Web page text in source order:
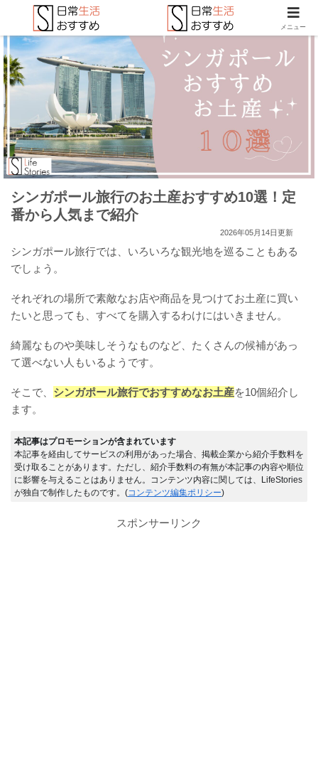
シンガポール旅行のお土産おすすめ10選！定
番から人気まで紹介
2026年05月14日更新
シンガポール旅行では、いろいろな観光地を巡ることもある
でしょう。
それぞれの場所で素敵なお店や商品を見つけてお土産に買い
たいと思っても、すべてを購入するわけにはいきません。
綺麗なものや美味しそうなものなど、たくさんの候補があっ
て選べない人もいるようです。
そこで、 シンガポール旅行でおすすめなお土産を10個紹介し
ます。
本記事はプロモーションが含まれています
本記事を経由してサービスの利用があった場合、掲載企業から紹介手数料を
受け取ることがあります。ただし、紹介手数料の有無が本記事の内容や順位
に影響を与えることはありません。コンテンツ内容に関しては、LifeStories
が独自で制作したものです。(コンテンツ編集ポリシー)
スポンサーリンク
メニュー